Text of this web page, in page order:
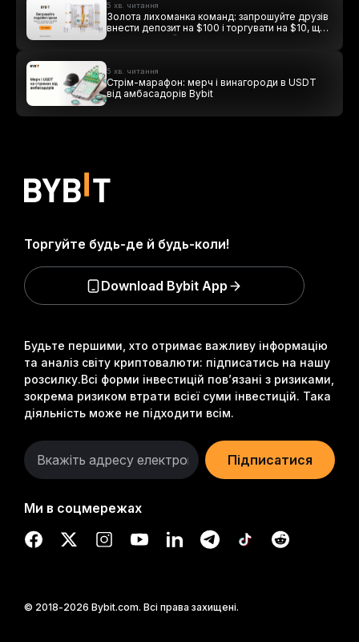
5 хв. читання
Золота лихоманка команд: запрошуйте друзів
внести депозит на $100 і торгувати на $10, щоб
виграти подвійні винагороди
5 хв. читання
Стрім-марафон: мерч і винагороди в USDT
від амбасадорів Bybit
Будьте першими, хто отримає важливу інформацію
та аналіз світу криптовалюти: підписатись на нашу
розсилку.Всі форми інвестицій пов’язані з ризиками,
зокрема ризиком втрати всієї суми інвестицій. Така
діяльність може не підходити всім.
Підписатися
Ми в соцмережах
© 2018-2026 Bybit.com. Всі права захищені.
Торгуйте будь-де й будь-коли!
Download Bybit App